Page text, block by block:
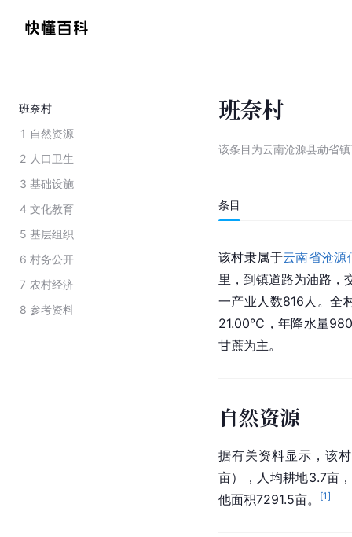
班奈村
1 自然资源
2 人口卫生
3 基础设施
4 文化教育
5 基层组织
6 村务公开
7 农村经济
8 参考资料
班奈村
该条目为云南沧源县勐省
条目
该村隶属于云南省沧源
里，到镇道路为油路，
一产业人数816人。全
21.00℃，年降水量
甘蔗为主。
自然资源
据有关资料显示，该
亩），人均耕地3.7亩
他面积7291.5亩。
[1]